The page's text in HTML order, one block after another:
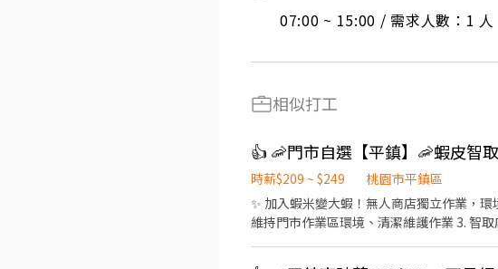
07:00 ~ 15:00 / 需求人數：1 人
相似打工
時薪$209 ~ $249
桃園市平鎮區
✨ 加入蝦米變大蝦！無人商店獨立作業，
維持門市作業區環境、清潔維護作業 3. 智